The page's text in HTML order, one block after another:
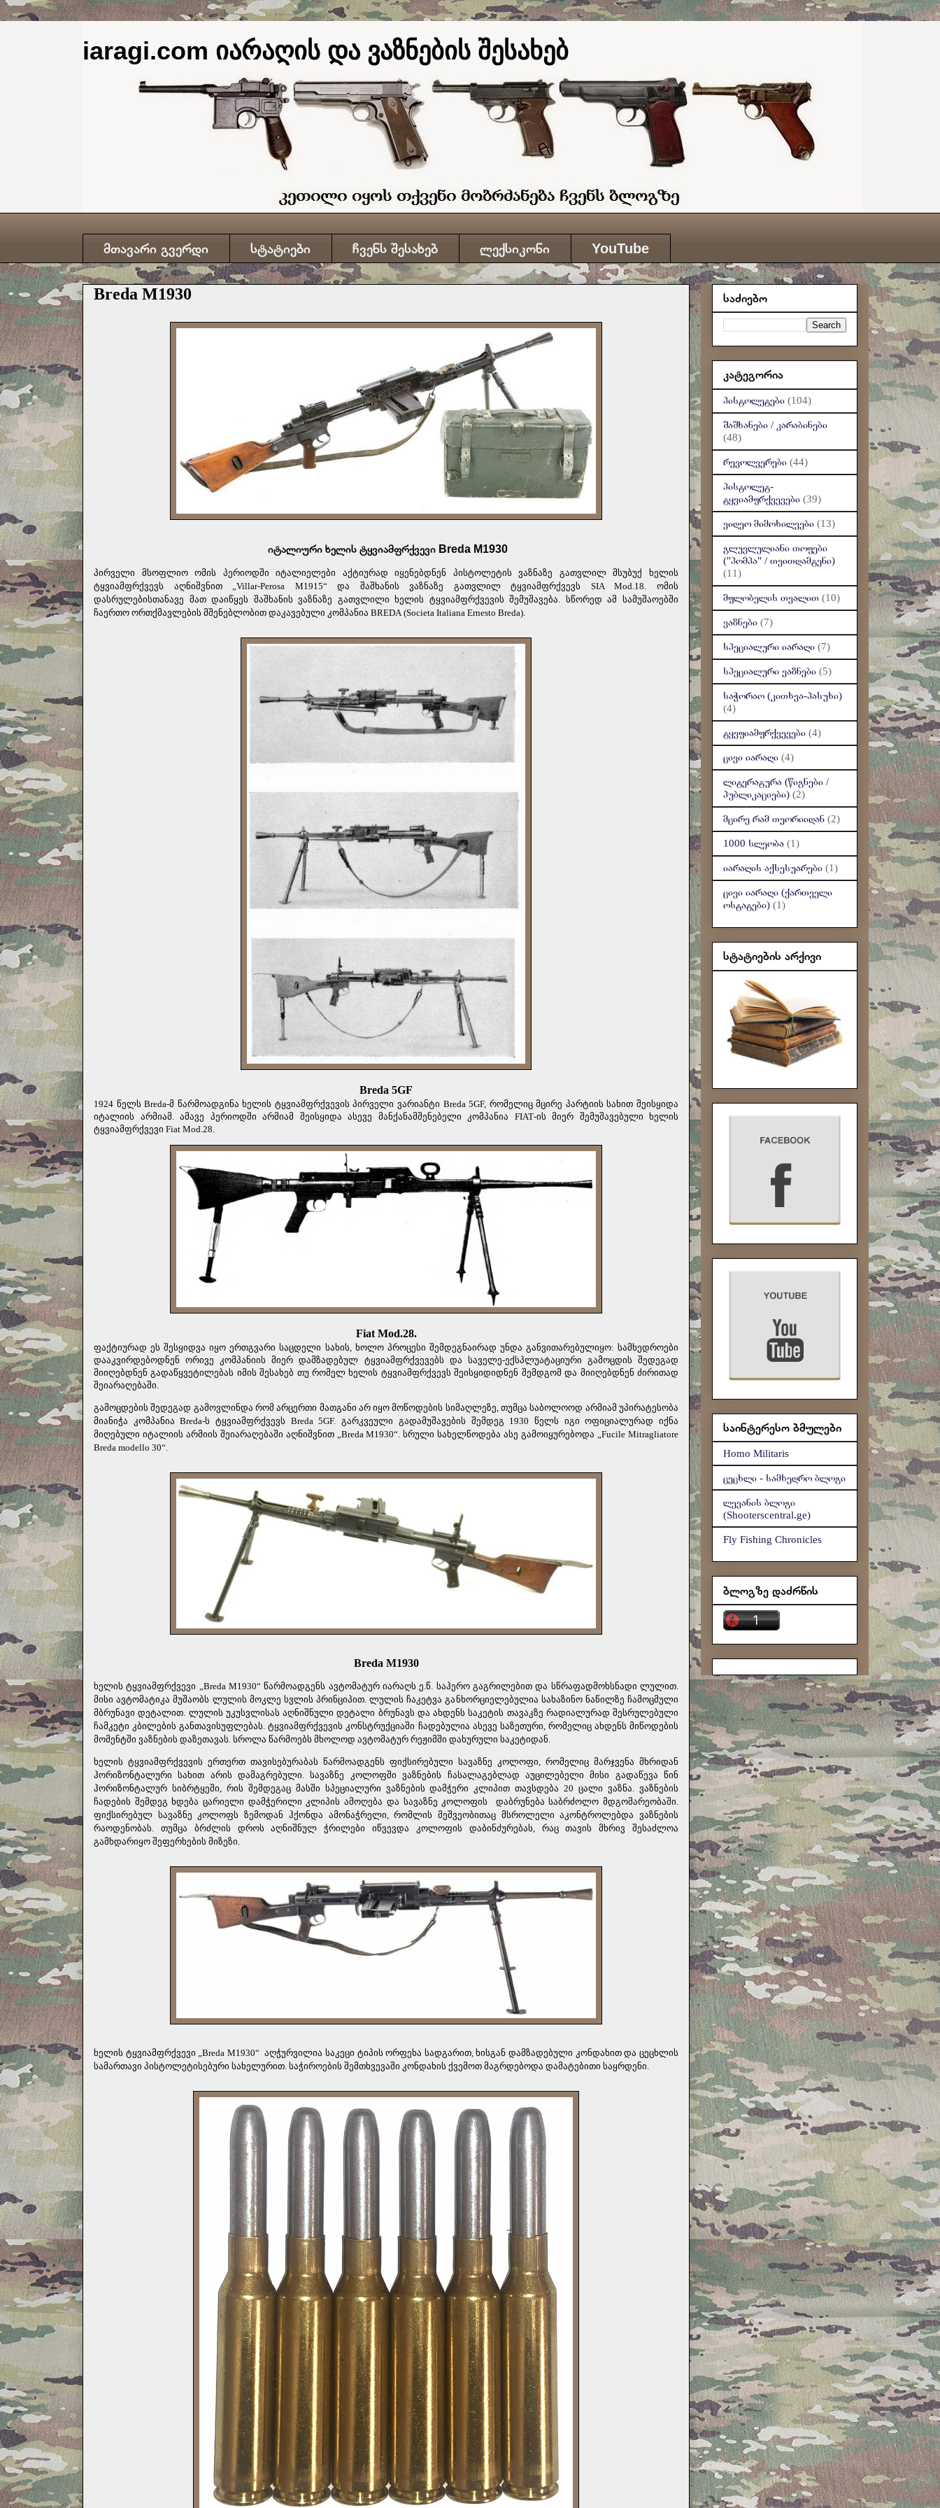
iaragi.com იარაღის და ვაზნების შესახებ
მთავარი გვერდი სტატიები ჩვენს შესახებ ლექსიკონი YouTube
Breda M1930
იტალიური ხელის ტყვიამფრქვევი Breda M1930
პირველი მსოფლიო ომის პერიოდში იტალიელები აქტიურად იყენებდნენ პისტოლეტის ვაზნაზე გათვლილ მსუბუქ ხელის
ტყვიამფრქვევს აღნიშვნით „Villar-Perosa M1915“ და შაშხანის ვაზნაზე გათვლილ ტყვიამფრქვევს SIA Mod.18. ომის
დასრულებისთანავე მათ დაიწყეს შაშხანის ვაზნაზე გათვლილი ხელის ტყვიამფრქვევის შემუშავება. სწორედ ამ სამუშაოებში
ჩაერთო ორთქმავლების მშენებლობით დაკავებული კომპანია BREDA (Societa Italiana Ernesto Breda).
Breda 5GF
1924 წელსBreda-მ წარმოადგინა ხელის ტყვიამფრქვევის პირველი ვარიანტი Breda 5GF, რომელიც მცირე პარტიის სახით შეისყიდა
იტალიის არმიამ. ამავე პერიოდში არმიამ შეისყიდა ასევე მანქანამშენებელი კომპანია FIAT-ის მიერ შემუშავებული ხელის
ტყვიამფრქვევი Fiat Mod .28.
Fiat Mod.28.
ფაქტიურად ეს შესყიდვა იყო ერთგვარი საცდელი სახის, ხოლო პროცესი შემდეგნაირად უნდა განვითარებულიყო: სამხედროები
დააკვირდებოდნენ ორივე კომპანიის მიერ დამზადებულ ტყვიამფრქვევებს და საველე-ექსპლუატაციური გამოცდის შედეგად
მიიღებდნენ გადაწყვეტილებას იმის შესახებ თუ რომელ ხელის ტყვიამფრქვევს შეისყიდიდნენ შემდგომ და მიიღებდნენ ძირითად
შეიარაღებაში.
გამოცდების შედეგად გამოვლინდა რომ არცერთი მათგანი არ იყო მოწოდების სიმაღლეზე, თუმცა საბოლოოდ არმიამ უპირატესობა
მიანიჭა კომპანია Breda-ს ტყვიამფრქვევს Breda 5GF. გარკვეული გადამუშავების შემდეგ 1930 წელს იგი ოფიციალურად იქნა
მიღებული იტალიის არმიის შეიარაღებაში აღნიშვნით „Breda M1930“. სრული სახელწოდება ასე გამოიყურებოდა „Fucile Mitragliatore
Breda modello 30“.
Breda M1930
ხელის ტყვიამფრქვევი „Breda M1930“ წარმოადგენს ავტომატურ იარაღს ე.წ. საჰერო გაგრილებით და სწრაფადმოხსნადი ლულით.
მისი ავტომატიკა მუშაობს ლულის მოკლე სვლის პრინციპით. ლულის ჩაკეტვა განხორციელებულია სახაზინო ნაწილზე ჩამოცმული
მბრუნავი დეტალით. ლულის უკუსვლისას აღნიშნული დეტალი ბრუნავს და ახდენს საკეტის თავაკზე რადიალურად შესრულებული
ჩამკეტი კბილების განთავისუფლებას. ტყვიამფრქვევის კონსტრუქციაში ჩადებულია ასევე საზეთური, რომელიც ახდენს მიწოდების
მომენტში ვაზნების დაზეთავას. სროლა წარმოებს მხოლოდ ავტომატურ რეჟიმში დახურული საკეტიდან.
ხელის ტყვიამფრქვევის ერთერთ თავისებურაბას წარმოადგენს ფიქსირებული სავაზნე კოლოფი, რომელიც მარჯვენა მხრიდან
ჰორიზონტალური სახით არის დამაგრებული. სავაზნე კოლოფში ვაზნების ჩასალაგებლად აუცილებელი მისი გადაწევა წინ
ჰორიზონტალურ სიბრტყეში, რის შემდეგაც მასში სპეციალური ვაზნების დამჭერი კლიპით თავსდება 20 ცალი ვაზნა. ვაზნების
ჩადების შემდეგ ხდება ცარიელი დამჭერილი კლიპის ამოღება და სავაზნე კოლოფის
დაბრუნება საბრძოლო მდგომარეობაში.
ფიქსირებულ სავაზნე კოლოფს ზემოდან ჰქონდა ამონაჭრელი, რომლის მეშვეობითაც მსროლელი აკონტროლებდა ვაზნების
რაოდენობას. თუმცა ბრძლის დროს აღნიშნულ ჭრილები იწვევდა კოლოფის დაბინძურებას, რაც თავის მხრივ შესაძლოა
გამხდარიყო შეფერხების მიზეზი.
ხელის ტყვიამფრქვევი „Breda M1930“ აღჭურვილია საკეცი ტიპის ორფეხა სადგარით, ხისგან დამზადებული კონდახით და ცეცხლის
სამართავი პისტოლეტისებური სახელურით. საჭიროების შემთხვევაში კონდახის ქვემოთ მაგრდებოდა დამატებითი საყრდენი.
საძიებო
კატეგორია
პისტოლეტები (104)
შაშხანები / კარაბინები
(48)
რევოლვერები (44)
პისტოლეტ-
ტყვიამფრქვევები (39)
ვიდეო მიმოხილვები (13)
გლუვლულიანი თოფები
("პომპა" / თვითდამტენი)
(11)
მფლობელის თვალით (10)
ვაზნები (7)
სპეციალური იარაღი (7)
სპეციალური ვაზნები (5)
საჭორაო (კითხვა-პასუხი)
(4)
ტყვფიამფრქვევები (4)
ცივი იარაღი (4)
ლიტერატურა (წიგნები /
პუბლიკაციები) (2)
მცირე რამ თეორიიდან (2)
1000 სლეობა (1)
იარაღის აქსესუარები (1)
ცივი იარაღი (ქართველი
ოსტატები) (1)
სტატიების არქივი
საინტერესო ბმულები
Homo Militaris
ცეცხლი - სამხედრო ბლოგი
ლევანის ბლოგი
(Shooterscentral.ge)
Fly Fishing Chronicles
ბლოგზე დაძრწის